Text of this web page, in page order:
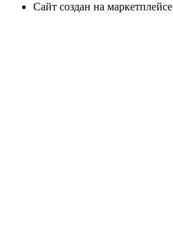
Сайт создан на маркетплейсе